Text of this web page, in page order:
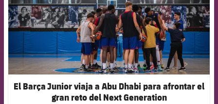
El Barça Junior viaja a Abu Dhabi para afrontar el
gran reto del Next Generation